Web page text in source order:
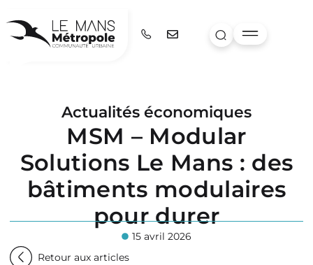
Actualités économiques
MSM – Modular
Solutions Le Mans : des
bâtiments modulaires
pour durer
15 avril 2026
Retour aux articles